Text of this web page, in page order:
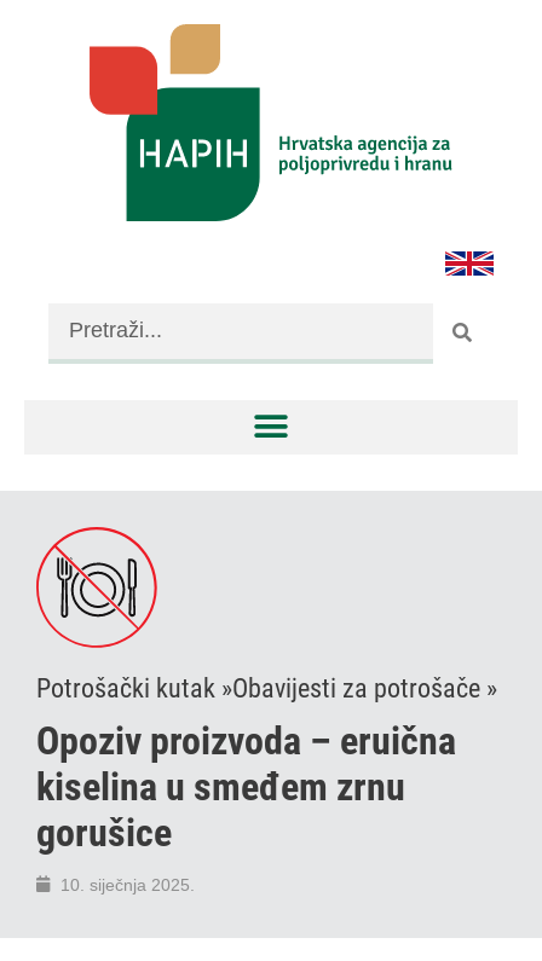
Potrošački kutak »Obavijesti za potrošače »
Opoziv proizvoda – eruična
kiselina u smeđem zrnu
gorušice
10. siječnja 2025.